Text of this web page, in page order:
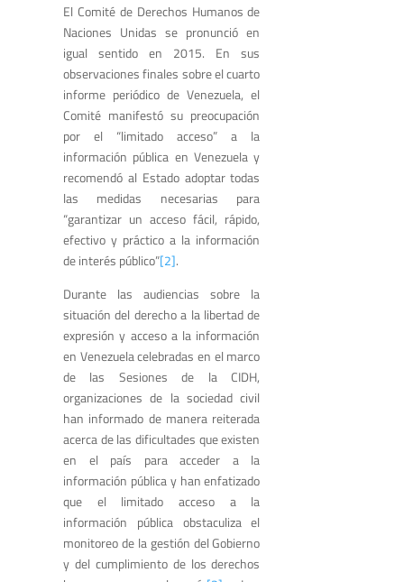
El Comité de Derechos Humanos de
Naciones Unidas se pronunció en
igual sentido en 2015. En sus
observaciones finales sobre el cuarto
informe periódico de Venezuela, el
Comité manifestó su preocupación
por el “limitado acceso” a la
información pública en Venezuela y
recomendó al Estado adoptar todas
las medidas necesarias para
“garantizar un acceso fácil, rápido,
efectivo y práctico a la información
de interés público”[2].
Durante las audiencias sobre la
situación del derecho a la libertad de
expresión y acceso a la información
en Venezuela celebradas en el marco
de las Sesiones de la CIDH,
organizaciones de la sociedad civil
han informado de manera reiterada
acerca de las dificultades que existen
en el país para acceder a la
información pública y han enfatizado
que el limitado acceso a la
información pública obstaculiza el
monitoreo de la gestión del Gobierno
y del cumplimiento de los derechos